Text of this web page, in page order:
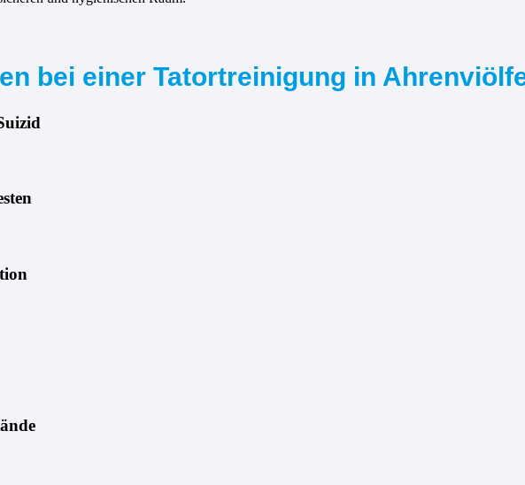
bei einer Tatortreinigung in